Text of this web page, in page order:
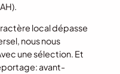
local dépasse
nous nous
une sélection. Et
avant-